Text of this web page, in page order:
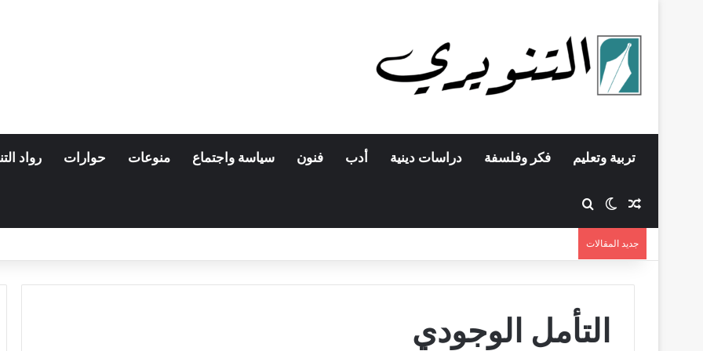
تربية وتعليم فكر وفلسفة دراسات دينية أدب فنون سياسة واجتماع منوعات حوارات رواد
مقال عشوائي
الوضع المظلم
جديد المقالات
التأمل الوجودي